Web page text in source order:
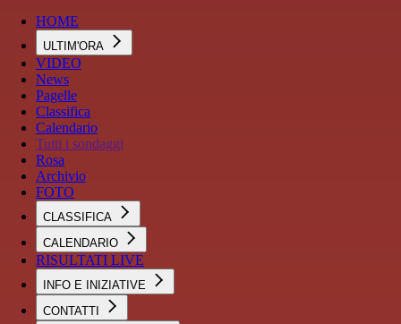
HOME
ULTIM'ORA
VIDEO
News
Pagelle
Classifica
Calendario
Tutti i sondaggi
Rosa
Archivio
FOTO
CLASSIFICA
CALENDARIO
RISULTATI LIVE
INFO E INIZIATIVE
CONTATTI